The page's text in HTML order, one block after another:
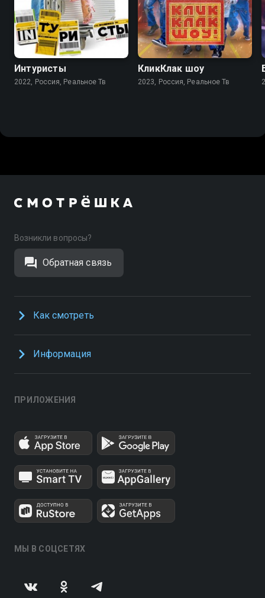
7.8
Интуристы
2022, Россия, Реальное Тв
7.8
КликКлак шоу
2023, Россия, Реальное Тв
Возникли вопросы?
Обратная связь
Как смотреть
Информация
ПРИЛОЖЕНИЯ
МЫ В СОЦСЕТЯХ